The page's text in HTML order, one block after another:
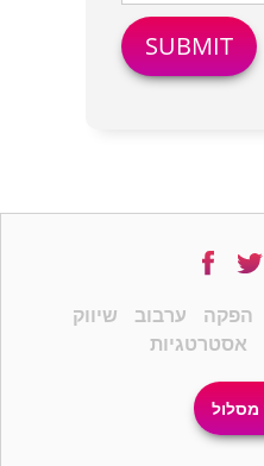
שיווק ערבוב הפקה
אסטרטגיות